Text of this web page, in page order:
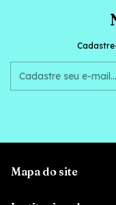
Mapa do site